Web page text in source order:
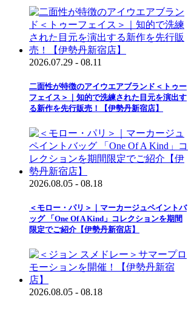
2026.07.29 - 08.11
二面性が特徴のアイウエアブランド＜トゥー
フェイス＞｜知的で洗練された目元を演出す
る新作を先行販売！【伊勢丹新宿店】
2026.08.05 - 08.18
＜モロー・パリ＞｜マーカージュペイントバ
ッグ 「One Of A Kind」コレクションを期間
限定でご紹介【伊勢丹新宿店】
2026.08.05 - 08.18